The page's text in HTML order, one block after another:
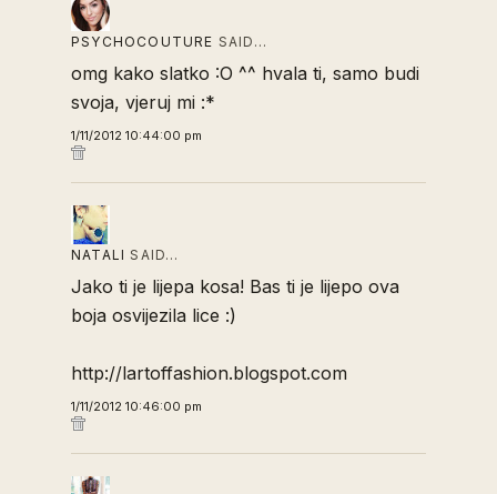
PSYCHOCOUTURE SAID…
omg kako slatko :O ^^ hvala ti, samo budi
svoja, vjeruj mi :*
1/11/2012 10:44:00 pm
NATALI SAID…
Jako ti je lijepa kosa! Bas ti je lijepo ova
boja osvijezila lice :)
http://lartoffashion.blogspot.com
1/11/2012 10:46:00 pm